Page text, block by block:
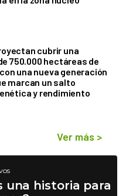
cubrir una
750.000 hectáreas de
una nueva generación
marcan un salto
y rendimiento
Ver más >
una historia para